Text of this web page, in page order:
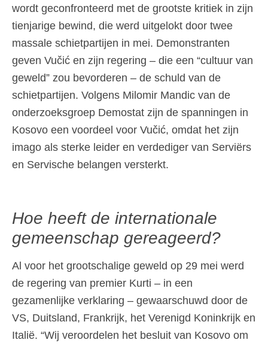
wordt geconfronteerd met de grootste kritiek in zijn
tienjarige bewind, die werd uitgelokt door twee
massale schietpartijen in mei. Demonstranten
geven Vučić en zijn regering – die een “cultuur van
geweld” zou bevorderen – de schuld van de
schietpartijen. Volgens Milomir Mandic van de
onderzoeksgroep Demostat zijn de spanningen in
Kosovo een voordeel voor Vučić, omdat het zijn
imago als sterke leider en verdediger van Serviërs
en Servische belangen versterkt.
Hoe heeft de internationale
gemeenschap gereageerd?
Al voor het grootschalige geweld op 29 mei werd
de regering van premier Kurti – in een
gezamenlijke verklaring – gewaarschuwd door de
VS, Duitsland, Frankrijk, het Verenigd Koninkrijk en
Italië. “Wij veroordelen het besluit van Kosovo om